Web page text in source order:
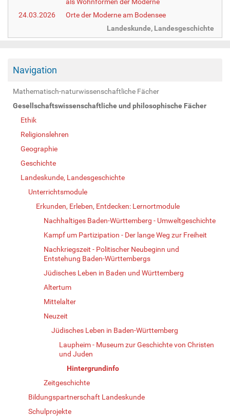
24.03.2026
Orte der Moderne am Bodensee
Landeskunde, Landesgeschichte
Navigation
Mathematisch-naturwissenschaftliche Fächer
Gesellschaftswissenschaftliche und philosophische Fächer
Ethik
Religionslehren
Geographie
Geschichte
Landeskunde, Landesgeschichte
Unterrichtsmodule
Erkunden, Erleben, Entdecken: Lernortmodule
Nachhaltiges Baden-Württemberg - Umweltgeschichte
Kampf um Partizipation - Der lange Weg zur Freiheit
Nachkriegszeit - Politischer Neubeginn und
Entstehung Baden-Württembergs
Jüdisches Leben in Baden und Württemberg
Altertum
Mittelalter
Neuzeit
Jüdisches Leben in Baden-Württemberg
Laupheim - Museum zur Geschichte von Christen
und Juden
Hintergrundinfo
Zeitgeschichte
Bildungspartnerschaft Landeskunde
Schulprojekte